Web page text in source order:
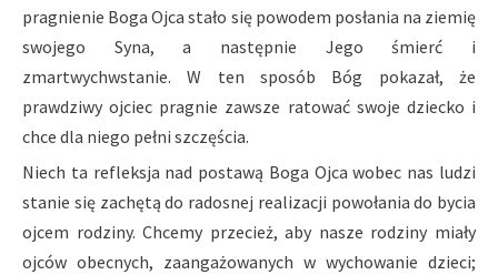
pragnienie Boga Ojca stało się powodem posłania na ziemię
swojego Syna, a następnie Jego śmierć i
zmartwychwstanie. W ten sposób Bóg pokazał, że
prawdziwy ojciec pragnie zawsze ratować swoje dziecko i
chce dla niego pełni szczęścia.
Niech ta refleksja nad postawą Boga Ojca wobec nas ludzi
stanie się zachętą do radosnej realizacji powołania do bycia
ojcem rodziny. Chcemy przecież, aby nasze rodziny miały
ojców obecnych, zaangażowanych w wychowanie dzieci;